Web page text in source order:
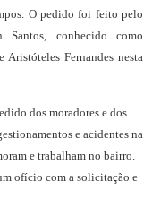
O pedido foi feito pelo
conhecido como
Fernandes nesta
dos moradores e dos
e acidentes na
e trabalham no bairro.
ofício com a solicitação e